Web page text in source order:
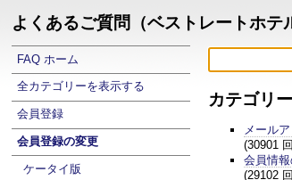
よくあるご質問（ベストレートホテ
FAQ ホーム
全カテゴリーを表示する
会員登録
会員登録の変更
ケータイ版
カテゴリ
メール
(30901
会員情
(29102